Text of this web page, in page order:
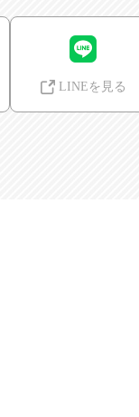
LINEを見る